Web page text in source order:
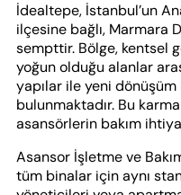
İdealtepe, İstanbul’un
ilçesine bağlı, Marmara
sempttir. Bölge, kentsel
yoğun olduğu alanlar
yapılar ile yeni
bulunmaktadır. Bu
asansörlerin bakım
Asansor İşletme ve
tüm binalar için aynı